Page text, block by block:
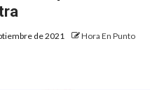
de 2021 Hora En Punto